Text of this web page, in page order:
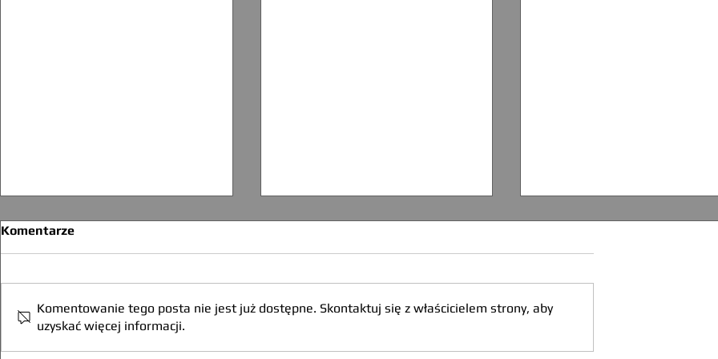
Cinque Terre - Cinque Terre - Riomaggiore
Komentarze
Komentowanie tego posta nie jest już dostępne. Skontaktuj się z właścicielem strony, aby
uzyskać więcej informacji.